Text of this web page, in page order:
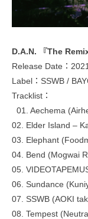
D.A.N. 『The
Release Date：
Label：SSWB /
Tracklist：
01. Aechema
02. Elder Island –
03. Elephant
04. Bend (Mogwai
05.
06. Sundance
07. SSWB (AOKI
08. Tempest